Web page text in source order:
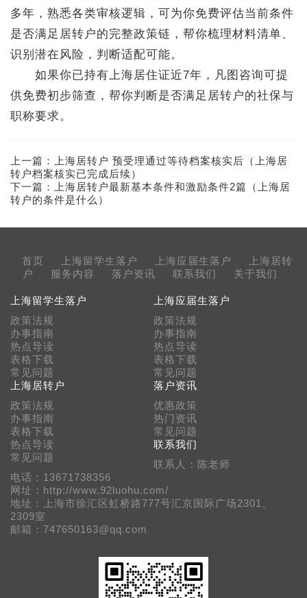
多年，熟悉各类审核逻辑，可为你免费评估当前条件
是否满足居转户的完整政策链，帮你梳理材料清单、
识别潜在风险，判断适配可能。
如果你已持有上海居住证近7年，凡图咨询可提
供免费初步筛查，帮你判断是否满足居转户的社保与
职称要求。
上一篇：
上海居转户 预受理通过等待档案核实后（上海居
转户档案核实已完成后续）
下一篇：
上海居转户最新基本条件和激励条件2篇（上海居
转户的条件是什么）
首页 上海留学生落户 上海应届生落户
上海居转
户
服务内容 落户资讯 联系我们 关于我们
上海留学生落户
政策法规
办事指南
热点导读
表格下载
常见问题
上海应届生落户
政策法规
办事指南
热点导读
表格下载
常见问题
上海居转户
政策法规
办事指南
表格下载
热点导读
常见问题
落户资讯
优惠政策
热门资讯
常见问题
联系我们
联系人：陈老师
电话：13671738356
网址：http://www.92luohu.com/
地址：上海市徐汇区虹桥路777号汇京国际广场2301、
2309室
邮箱：747650163@qq.com